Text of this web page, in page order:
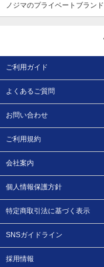
ノジマのプライベートブランド
ご利用ガイド
よくあるご質問
お問い合わせ
ご利用規約
会社案内
個人情報保護方針
特定商取引法に基づく表示
SNSガイドライン
採用情報